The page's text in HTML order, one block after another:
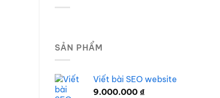
SẢN PHẨM
Viết bài SEO website
9.000.000 ₫